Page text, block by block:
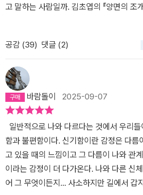
고 말하는 사람일까. 김초엽의 『양면의 조
가. 다른 존재로 변화하기를 바라는 마음이
설 속 물고기, 펭귄, 곰 같은 피부를 갖고자
른 세계로 넘어갈 막을 찾는 이들과 비교
이 있었다. 육체적인 고통에 기인한 것으
를 바라는 것이었다. 신체의 변화로 얻은 활
고 움츠려든 마음에서 벗어나고 싶었던 간
공감을 얻기도 어려운 종류니까.모두 똑
닌 경계나 변두리의 삶을 살다 보면 주류로
람들이 그게 정답인 양 이야기하기 때문이
고. 보편적인 것이 아닌 다른 일상을 반복
듯 호기심을 가질 뿐 파고들지는 않는다.
공감 (39) 댓글 (2)
바람돌이 2025-09-07
일반적으로 나와 다르다는 것에서 우리들
함과 불편함이다. 신기함이란 감정은 다름
고 있을 때의 느낌이고 그 다름이 나와 관
이라는 감정이 더 다가온다. 나와 다른 신
어 그 무엇이든지... 사소하지만 길에서 갑